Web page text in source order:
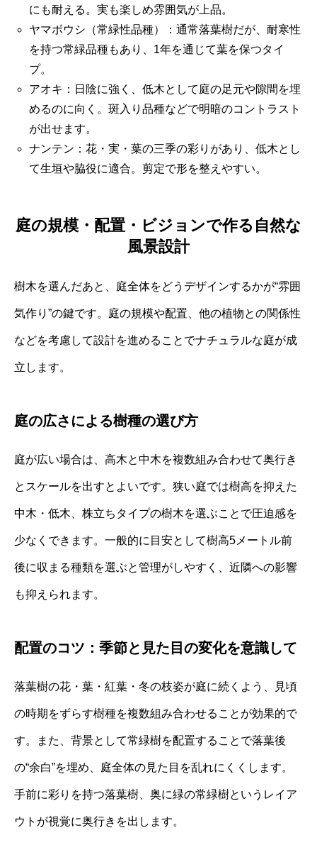
にも耐える。実も楽しめ雰囲気が上品。
ヤマボウシ（常緑性品種）：通常落葉樹だが、耐寒性
を持つ常緑品種もあり、1年を通じて葉を保つタイ
プ。
アオキ：日陰に強く、低木として庭の足元や隙間を埋
めるのに向く。斑入り品種などで明暗のコントラスト
が出せます。
ナンテン：花・実・葉の三季の彩りがあり、低木とし
て生垣や脇役に適合。剪定で形を整えやすい。
庭の規模・配置・ビジョンで作る自然な
風景設計
樹木を選んだあと、庭全体をどうデザインするかが“雰囲
気作り”の鍵です。庭の規模や配置、他の植物との関係性
などを考慮して設計を進めることでナチュラルな庭が成
立します。
庭の広さによる樹種の選び方
庭が広い場合は、高木と中木を複数組み合わせて奥行き
とスケールを出すとよいです。狭い庭では樹高を抑えた
中木・低木、株立ちタイプの樹木を選ぶことで圧迫感を
少なくできます。一般的に目安として樹高5メートル前
後に収まる種類を選ぶと管理がしやすく、近隣への影響
も抑えられます。
配置のコツ：季節と見た目の変化を意識して
落葉樹の花・葉・紅葉・冬の枝姿が庭に続くよう、見頃
の時期をずらす樹種を複数組み合わせることが効果的で
す。また、背景として常緑樹を配置することで落葉後
の“余白”を埋め、庭全体の見た目を乱れにくくします。
手前に彩りを持つ落葉樹、奥に緑の常緑樹というレイア
ウトが視覚に奥行きを出します。